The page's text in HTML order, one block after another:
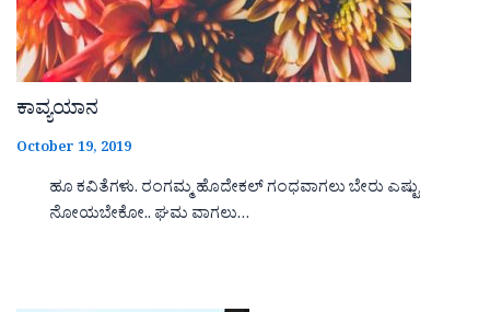
ಕಾವ್ಯಯಾನ
October 19, 2019
ಹೂ ಕವಿತೆಗಳು. ರಂಗಮ್ಮ ಹೊದೇಕಲ್ ಗಂಧವಾಗಲು ಬೇರು ಎಷ್ಟು
ನೋಯಬೇಕೋ.. ಘಮ ವಾಗಲು…